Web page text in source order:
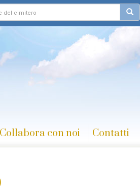
Collabora con noi Contatti